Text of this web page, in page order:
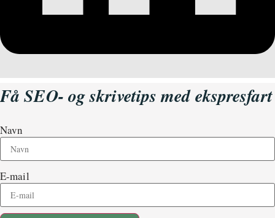
Få SEO- og skrivetips med ekspresfart
Navn
E-mail